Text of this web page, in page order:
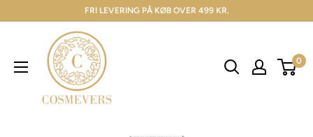
FRI LEVERING PÅ KØB OVER 499 KR.
0